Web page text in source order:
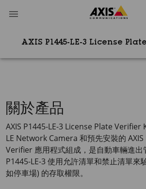
AXIS P1445-LE-3 License
關於產品
AXIS P1445-LE-3 License Plate Verifier
LE Network Camera 和預先安裝的
Verifier 應用程式組成，是自動車輛進出
P1445-LE-3使用允許清單和禁止清單來
如停車場) 的存取權限。